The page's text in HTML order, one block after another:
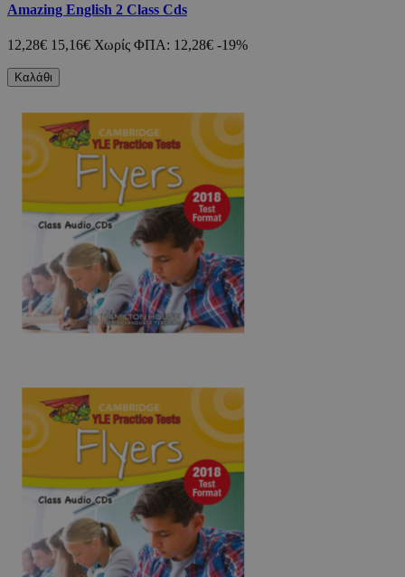
Amazing English 2 Class Cds
12,28€ 15,16€ Χωρίς ΦΠΑ: 12,28€ -19%
Καλάθι